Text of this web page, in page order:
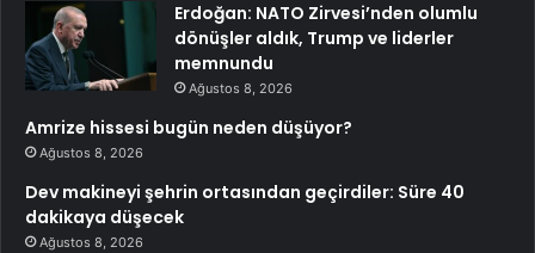
Erdoğan: NATO Zirvesi’nden olumlu
dönüşler aldık, Trump ve liderler
memnundu
Ağustos 8, 2026
Amrize hissesi bugün neden düşüyor?
Ağustos 8, 2026
Dev makineyi şehrin ortasından geçirdiler: Süre 40
dakikaya düşecek
Ağustos 8, 2026